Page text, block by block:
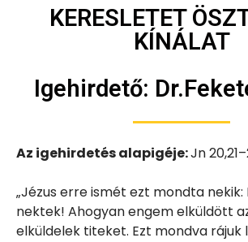
KERESLETET
KÍNÁLAT
Igehirdető:
Az igehirdetés alapigéje:Jn
„Jézus erre ismét ezt mondta nekik:
nektek! Ahogyan engem elküldött
elküldelek titeket. Ezt mondva rájuk